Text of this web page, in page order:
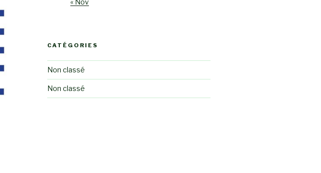
« Nov
CATÉGORIES
Non classé
Non classé